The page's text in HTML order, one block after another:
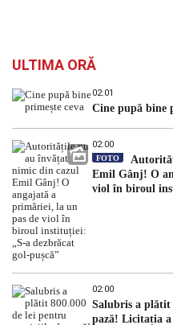
ULTIMA ORĂ
02:01
Cine pupă bine
02:00
FOTO
Emil Gânj! O
viol în biroul
02:00
Salubris a plătit
pază! Licitația